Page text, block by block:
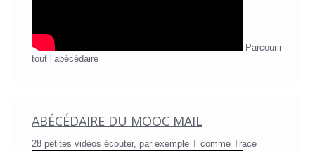
Parcourir
tout l’abécédaire
ABÉCÉDAIRE DU MOOC MAIL
28 petites vidéos écouter, par exemple T comme Trace